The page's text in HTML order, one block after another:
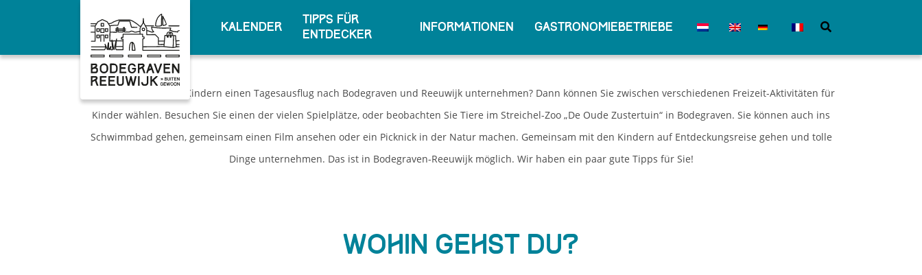
Kalender
Tipps für
Entdecker
Informationen Gastronomiebetriebe
Möchten Sie mit den Kindern einen Tagesausflug nach Bodegraven und Reeuwijk unternehmen? Dann können Sie zwischen verschiedenen Freizeit-Aktivitäten für
Kinder wählen. Besuchen Sie einen der vielen Spielplätze, oder beobachten Sie Tiere im Streichel-Zoo „De Oude Zustertuin“ in Bodegraven. Sie können auch ins
Schwimmbad gehen, gemeinsam einen Film ansehen oder ein Picknick in der Natur machen. Gemeinsam mit den Kindern auf Entdeckungsreise gehen und tolle
Dinge unternehmen. Das ist in Bodegraven-Reeuwijk möglich. Wir haben ein paar gute Tipps für Sie!
Wohin gehst du?